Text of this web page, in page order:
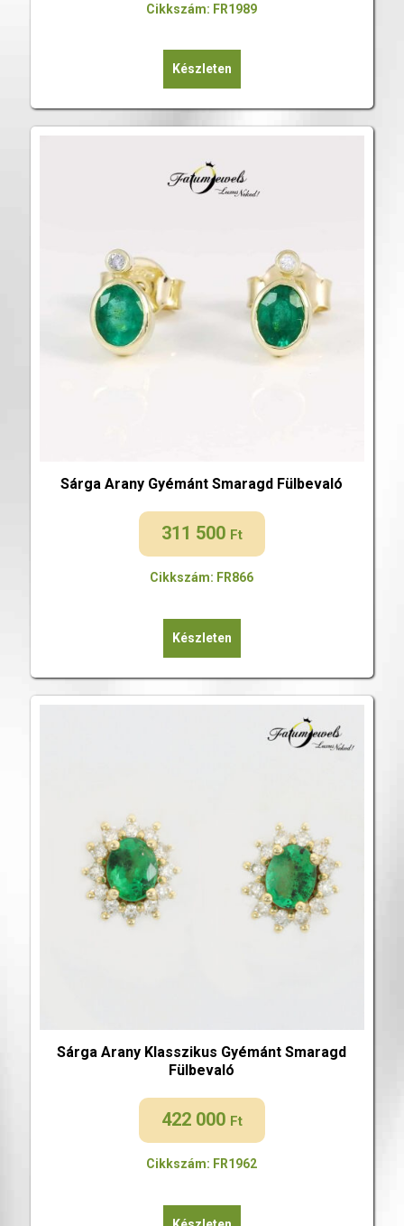
Cikkszám: FR1989
Készleten
Sárga Arany Gyémánt Smaragd Fülbevaló
311 500 Ft
Cikkszám: FR866
Készleten
Sárga Arany Klasszikus Gyémánt Smaragd
Fülbevaló
422 000 Ft
Cikkszám: FR1962